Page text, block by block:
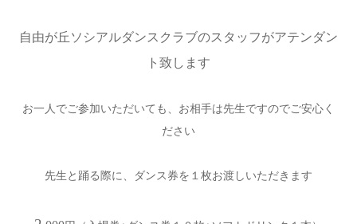
自由が丘ソシアルダンスクラブのスタッフがアテンダン
ト致します
お一人でご参加いただいても、お相手は先生ですのでご安心く
ださい
先生と踊る際に、ダンス券を１枚お渡しいただきます